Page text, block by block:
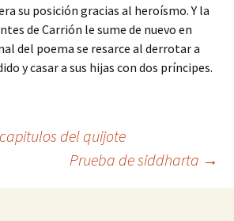
su posición gracias al heroísmo. Y la
de Carrión le sume de nuevo en
del poema se resarce al derrotar a
y casar a sus hijas con dos príncipes.
del quijote
Prueba de siddharta →